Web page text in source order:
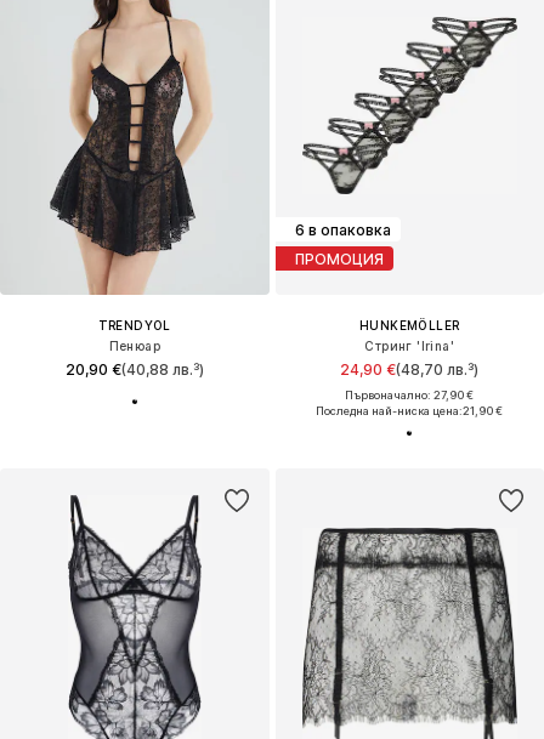
TRENDYOL
Пенюар
20,90 €(40,88 лв.³)
6 в опаковка
ПРОМОЦИЯ
HUNKEMÖLLER
Стринг 'Irina'
24,90 €(48,70 лв.³)
Първоначално: 27,90 €
Последна най-ниска цена:21,90 €